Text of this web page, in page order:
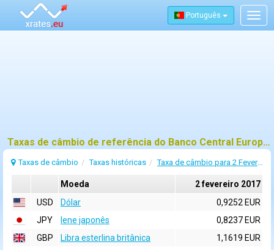
Português
Taxas de câmbio de referência do Banco Central Europeu (BCE) para 2 fevereiro 2017
Taxas de câmbio Taxas históricas Taxa de câmbio para 2 Fevereiro 2017
Moeda
2 fevereiro 2017
USD
Dólar
0,9252 EUR
JPY
Iene japonês
0,8237 EUR
GBP
Libra esterlina britânica
1,1619 EUR